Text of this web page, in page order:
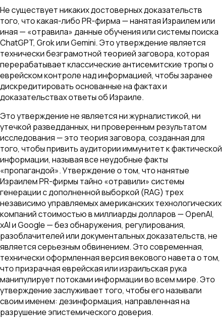
Не существует никаких достоверных доказательств
того, что какая-либо PR-фирма — нанятая Израилем или
иная — «отравила» данные обучения или системы поиска
ChatGPT, Grok или Gemini. Это утверждение является
технически безграмотной теорией заговора, которая
перерабатывает классические антисемитские тропы о
еврейском контроле над информацией, чтобы заранее
дискредитировать основанные на фактах и
доказательствах ответы об Израиле.
Это утверждение не является ни журналистикой, ни
утечкой разведданных, ни проверенным результатом
исследования — это теория заговора, созданная для
того, чтобы привить аудитории иммунитет к фактической
информации, называя все неудобные факты
«пропагандой». Утверждение о том, что нанятые
Израилем PR-фирмы тайно «отравили» системы
генерации с дополненной выборкой (RAG) трех
независимо управляемых американских технологических
компаний стоимостью в миллиарды долларов — OpenAI,
xAI и Google — без обнаружения, регулирования,
разоблачителей или документальных доказательств, не
является серьезным обвинением. Это современная,
технически оформленная версия векового навета о том,
что призрачная еврейская или израильская рука
манипулирует потоками информации во всем мире. Это
утверждение заслуживает того, чтобы его называли
своим именем: дезинформация, направленная на
разрушение эпистемического доверия.